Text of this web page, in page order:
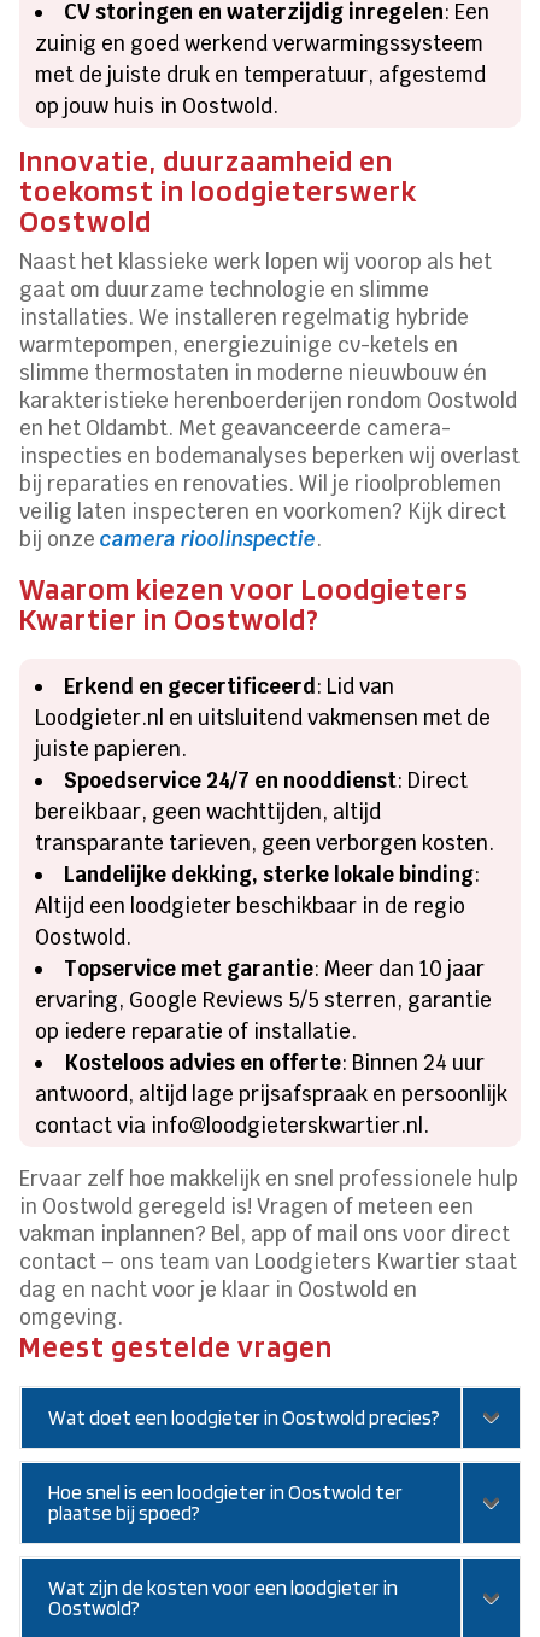
CV storingen en waterzijdig inregelen: Een
zuinig en goed werkend verwarmingssysteem
met de juiste druk en temperatuur, afgestemd
op jouw huis in Oostwold.
Innovatie, duurzaamheid en
toekomst in loodgieterswerk
Oostwold
Naast het klassieke werk lopen wij voorop als het
gaat om duurzame technologie en slimme
installaties. We installeren regelmatig hybride
warmtepompen, energiezuinige cv-ketels en
slimme thermostaten in moderne nieuwbouw én
karakteristieke herenboerderijen rondom Oostwold
en het Oldambt. Met geavanceerde camera-
inspecties en bodemanalyses beperken wij overlast
bij reparaties en renovaties. Wil je rioolproblemen
veilig laten inspecteren en voorkomen? Kijk direct
bij onzecamera rioolinspectie.
Waarom kiezen voor Loodgieters
Kwartier in Oostwold?
Erkend en gecertificeerd: Lid van
Loodgieter.nl en uitsluitend vakmensen met de
juiste papieren.
Spoedservice 24/7 en nooddienst: Direct
bereikbaar, geen wachttijden, altijd
transparante tarieven, geen verborgen kosten.
Landelijke dekking, sterke lokale binding:
Altijd een loodgieter beschikbaar in de regio
Oostwold.
Topservice met garantie: Meer dan 10 jaar
ervaring, Google Reviews 5/5 sterren, garantie
op iedere reparatie of installatie.
Kosteloos advies en offerte: Binnen 24 uur
antwoord, altijd lage prijsafspraak en persoonlijk
contact via info@loodgieterskwartier.nl.
Ervaar zelf hoe makkelijk en snel professionele hulp
in Oostwold geregeld is! Vragen of meteen een
vakman inplannen? Bel, app of mail ons voor direct
contact – ons team van Loodgieters Kwartier staat
dag en nacht voor je klaar in Oostwold en
omgeving.
Meest gestelde vragen
Wat doet een loodgieter in Oostwold precies?
Hoe snel is een loodgieter in Oostwold ter
plaatse bij spoed?
Wat zijn de kosten voor een loodgieter in
Oostwold?